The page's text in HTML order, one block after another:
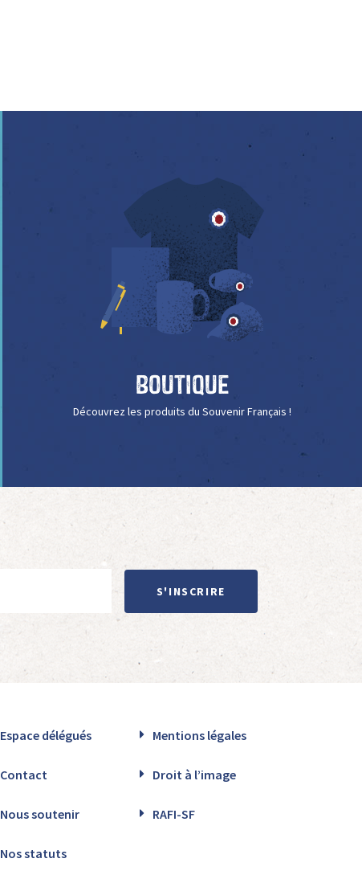
Boutique
Découvrez les produits du Souvenir Français !
S'INSCRIRE
Espace délégués Mentions légales
Contact Droit à l’image
Nous soutenir RAFI-SF
Nos statuts